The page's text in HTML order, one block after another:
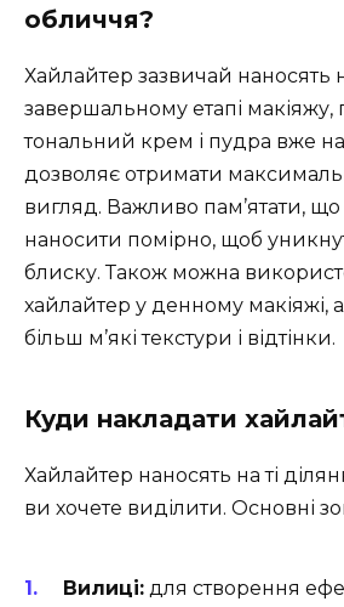
обличчя?
Хайлайтер зазвичай наносять
завершальному етапі макіяжу,
тональний крем і пудра вже
дозволяє отримати
вигляд. Важливо пам’ятати, що
наносити помірно, щоб
блиску. Також можна
хайлайтер у денному макіяжі,
більш м’які текстури і відтінки.
Куди накладати
Хайлайтер наносять на ті
ви хочете виділити. Основні
Вилиці: для створення